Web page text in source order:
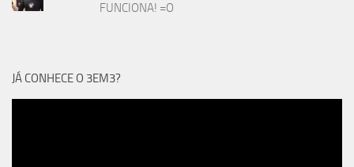
FUNCIONA! =O
JÁ CONHECE O 3EM3?